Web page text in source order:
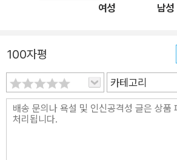
버릴 때, 바로 그때 철학의 지고한 시간은
이데거와 마주한다는 것은 ‘존재란 무엇인
일, 곧 ‘진리란 무엇인가’ ‘철학이란 무엇
일이다. 하이데거는 일찍이 “철학의 본질
한한 가능성”이며 “인간 존재는 이미 철
정했다. “우리가 철학에 대해서 아무것도
여성
남성
100자평
카테고리